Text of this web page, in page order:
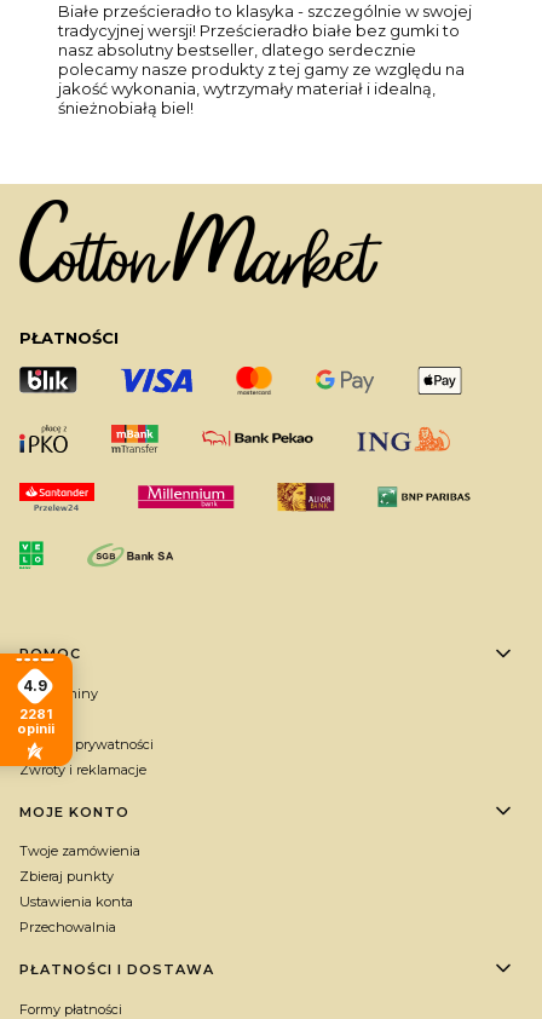
Białe prześcieradło to klasyka - szczególnie w swojej
tradycyjnej wersji! Prześcieradło białe bez gumki to
nasz absolutny bestseller, dlatego serdecznie
polecamy nasze produkty z tej gamy ze względu na
jakość wykonania, wytrzymały materiał i idealną,
śnieżnobiałą biel!
PŁATNOŚCI
Linki w stopce
POMOC
Regulaminy
FAQ
Polityka prywatności
Zwroty i reklamacje
MOJE KONTO
Twoje zamówienia
Zbieraj punkty
Ustawienia konta
Przechowalnia
PŁATNOŚCI I DOSTAWA
Formy płatności
4.9
2281
opinii